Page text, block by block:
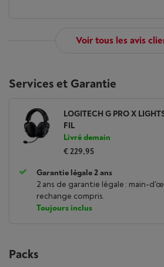
Voir tous les avis
Services et Garantie
LOGITECH G PRO X
FIL
Livré demain
€ 229,95
Garantie légale 2 ans
2 ans de garantie légale : main-
rechange compris.
Toujours inclus
Packs